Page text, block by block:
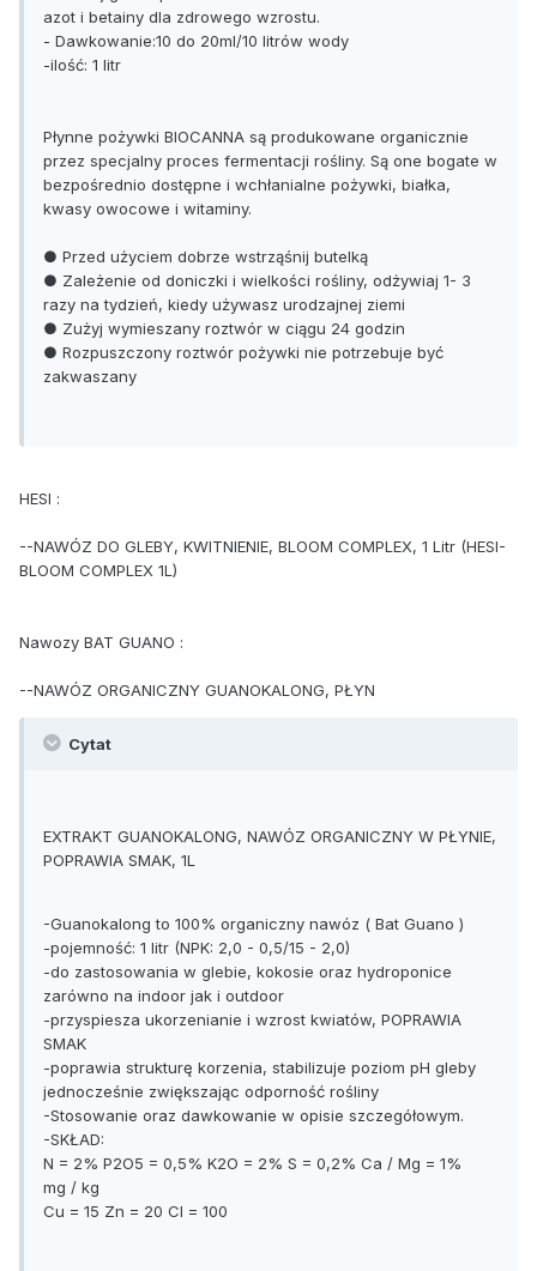
azot i betainy dla zdrowego wzrostu.
- Dawkowanie:10 do 20ml/10 litrów wody
-ilość: 1 litr
Płynne pożywki BIOCANNA są produkowane organicznie
przez specjalny proces fermentacji rośliny. Są one bogate w
bezpośrednio dostępne i wchłanialne pożywki, białka,
kwasy owocowe i witaminy.
● Przed użyciem dobrze wstrząśnij butelką
● Zależenie od doniczki i wielkości rośliny, odżywiaj 1- 3
razy na tydzień, kiedy używasz urodzajnej ziemi
● Zużyj wymieszany roztwór w ciągu 24 godzin
● Rozpuszczony roztwór pożywki nie potrzebuje być
zakwaszany
HESI :
--NAWÓZ DO GLEBY, KWITNIENIE, BLOOM COMPLEX, 1 Litr (HESI-
BLOOM COMPLEX 1L)
Nawozy BAT GUANO :
--NAWÓZ ORGANICZNY GUANOKALONG, PŁYN
Cytat
EXTRAKT GUANOKALONG, NAWÓZ ORGANICZNY W PŁYNIE,
POPRAWIA SMAK, 1L
-Guanokalong to 100% organiczny nawóz ( Bat Guano )
-pojemność: 1 litr (NPK: 2,0 - 0,5/15 - 2,0)
-do zastosowania w glebie, kokosie oraz hydroponice
zarówno na indoor jak i outdoor
-przyspiesza ukorzenianie i wzrost kwiatów, POPRAWIA
SMAK
-poprawia strukturę korzenia, stabilizuje poziom pH gleby
jednocześnie zwiększając odporność rośliny
-Stosowanie oraz dawkowanie w opisie szczegółowym.
-SKŁAD:
N = 2% P2O5 = 0,5% K2O = 2% S = 0,2% Ca / Mg = 1%
mg / kg
Cu = 15 Zn = 20 Cl = 100